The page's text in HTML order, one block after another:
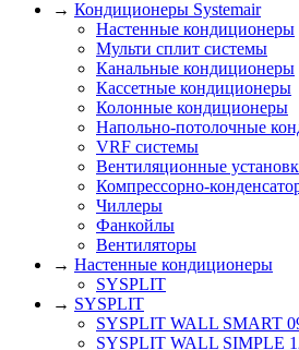
→ Кондиционеры Systemair
Настенные кондиционеры
Мульти сплит системы
Канальные кондиционеры
Кассетные кондиционеры
Колонные кондиционеры
Напольно-потолочные
VRF системы
Вентиляционные
Компрессорно-
Чиллеры
Фанкойлы
Вентиляторы
→ Настенные кондиционеры
SYSPLIT
→ SYSPLIT
SYSPLIT WALL SMART
SYSPLIT WALL SIMPLE